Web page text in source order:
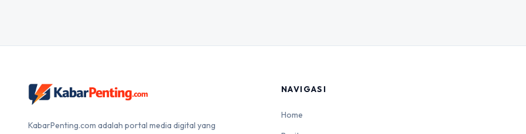
KabarPenting.com adalah portal media digital yang
NAVIGASI
Home